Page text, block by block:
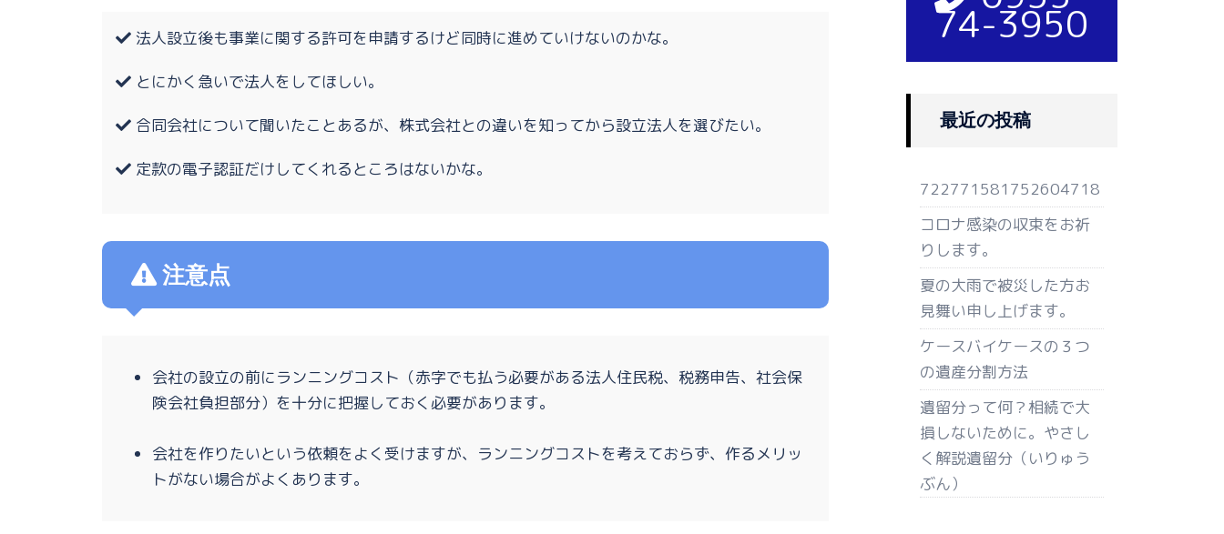
法人設立後も事業に関する許可を申請するけど同時に進めていけないのかな。
とにかく急いで法人をしてほしい。
合同会社について聞いたことあるが、株式会社との違いを知ってから設立法人を選びたい。
定款の電子認証だけしてくれるところはないかな。
注意点
会社の設立の前にランニングコスト（赤字でも払う必要がある法人住民税、税務申告、社会保
険会社負担部分）を十分に把握しておく必要があります。
会社を作りたいという依頼をよく受けますが、ランニングコストを考えておらず、作るメリッ
トがない場合がよくあります。
74-3950
最近の投稿
722771581752604718
コロナ感染の収束をお祈
りします。
夏の大雨で被災した方お
見舞い申し上げます。
ケースバイケースの３つ
の遺産分割方法
遺留分って何？相続で大
損しないために。やさし
く解説遺留分（いりゅう
ぶん）